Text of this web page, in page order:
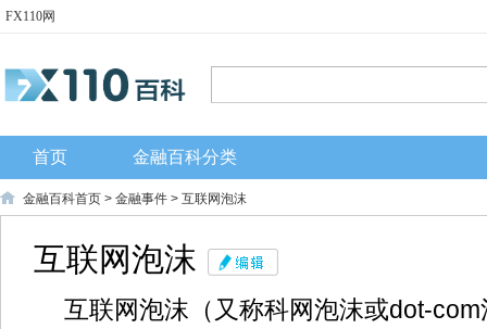
FX110网
首页 金融百科分类
金融百科首页 > 金融事件 > 互联网泡沫
互联网泡沫
互联网泡沫（又称科网泡沫或dot-